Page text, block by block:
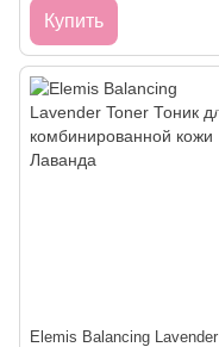
Купить
Elemis Balancing Lavender